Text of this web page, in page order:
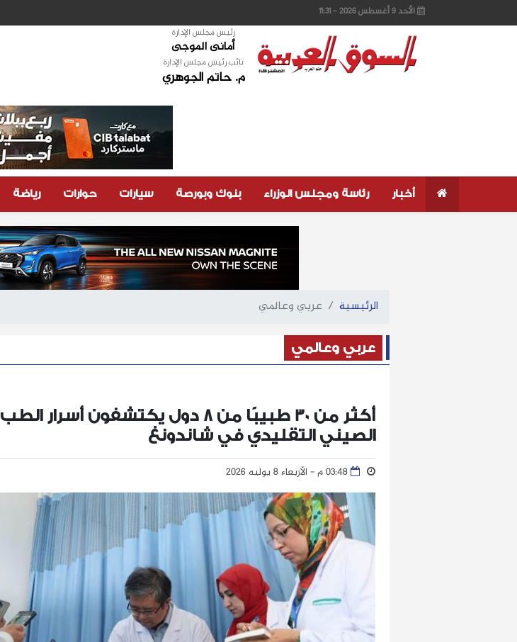
الأحد 9 أغسطس 2026 - 11:31
رئيس مجلس الإدارة
أمانى الموجى
نائب رئيس مجلس الإدارة
م. حاتم الجوهري
أخبار رئاسة ومجلس الوزراء بنوك وبورصة سيارات حوارات رياضة
الرئيسية عربي وعالمي
عربي وعالمي
أكثر من 30 طبيبًا من 8 دول يكتشفون أسرار الطب
الصيني التقليدي في شاندونغ